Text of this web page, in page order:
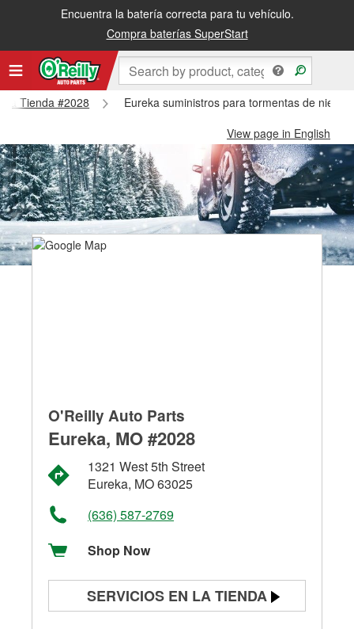
Encuentra la batería correcta para tu vehículo.
Compra baterías SuperStart
Tienda #2028
Eureka suministros para tormentas de nieve
View page in English
O'Reilly Auto Parts
Eureka, MO #2028
1321 West 5th Street
Eureka, MO 63025
(636) 587-2769
Shop Now
SERVICIOS EN LA TIENDA